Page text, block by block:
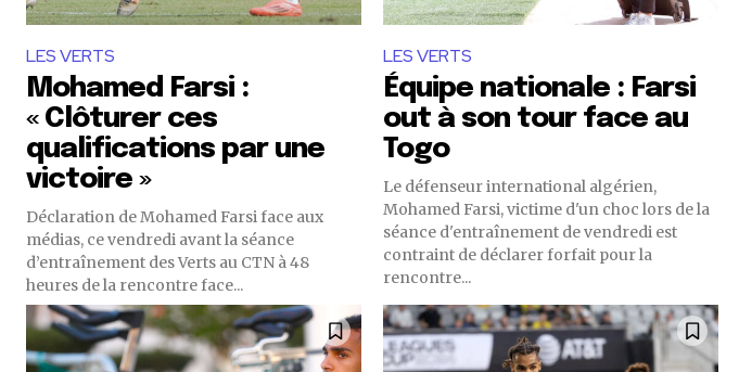
LES VERTS
Mohamed Farsi :
« Clôturer ces
qualifications par une
victoire »
Déclaration de Mohamed Farsi face aux
médias, ce vendredi avant la séance
d’entraînement des Verts au CTN à 48
heures de la rencontre face...
LES VERTS
Équipe nationale : Farsi
out à son tour face au
Togo
Le défenseur international algérien,
Mohamed Farsi, victime d'un choc lors de la
séance d'entraînement de vendredi est
contraint de déclarer forfait pour la
rencontre...